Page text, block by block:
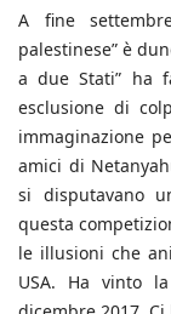
A fine
palestinese” è
a due Stati” ha
esclusione di
immaginazione
amici di
si disputavano
questa
le illusioni che
USA. Ha vinto